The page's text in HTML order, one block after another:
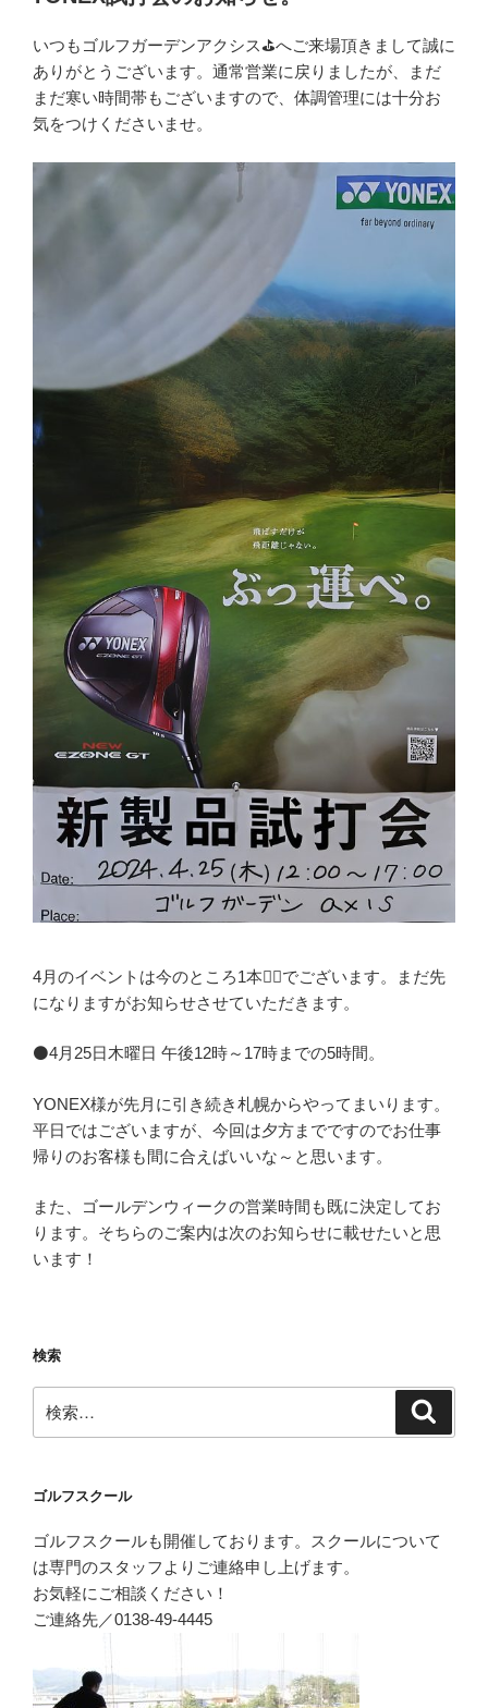
日:
いつもゴルフガーデンアクシス⛳へご来場頂きまして誠に
ありがとうございます。通常営業に戻りましたが、まだ
まだ寒い時間帯もございますので、体調管理には十分お
気をつけくださいませ。
4月のイベントは今のところ1本🏌️‍♂️でございます。まだ先
になりますがお知らせさせていただきます。
⚫4月25日木曜日 午後12時～17時までの5時間。
YONEX様が先月に引き続き札幌からやってまいります。
平日ではございますが、今回は夕方までですのでお仕事
帰りのお客様も間に合えばいいな～と思います。
また、ゴールデンウィークの営業時間も既に決定してお
ります。そちらのご案内は次のお知らせに載せたいと思
います！
検索
索:
ゴルフスクール
ゴルフスクールも開催しております。スクールについて
は専門のスタッフよりご連絡申し上げます。
お気軽にご相談ください！
ご連絡先／0138-49-4445